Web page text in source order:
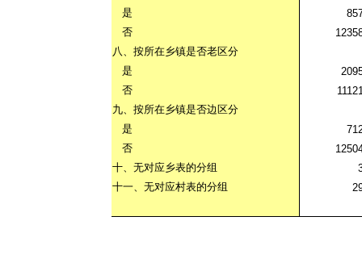
是
否
八、按所在乡镇是否老区分
是
否
九、按所在乡镇是否边区分
是
否
十、无对应乡表的分组
十一、无对应村表的分组